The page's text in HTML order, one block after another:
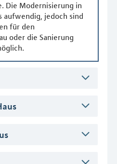
Die Modernisierung in
aufwendig, jedoch sind
für den
oder die Sanierung